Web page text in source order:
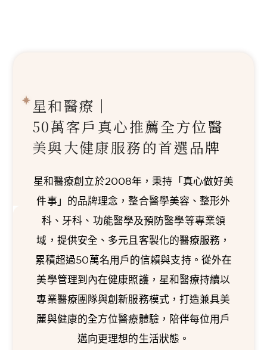
星和醫療｜
50萬客戶真心推薦全方位醫
美與大健康服務的首選品牌
星和醫療創立於2008年，秉持「真心做好美
件事」的品牌理念，整合醫學美容、整形外
科、牙科、功能醫學及預防醫學等專業領
域，提供安全、多元且客製化的醫療服務，
累積超過50萬名用戶的信賴與支持。從外在
美學管理到內在健康照護，星和醫療持續以
專業醫療團隊與創新服務模式，打造兼具美
麗與健康的全方位醫療體驗，陪伴每位用戶
邁向更理想的生活狀態。